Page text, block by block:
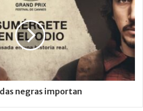
negras importan